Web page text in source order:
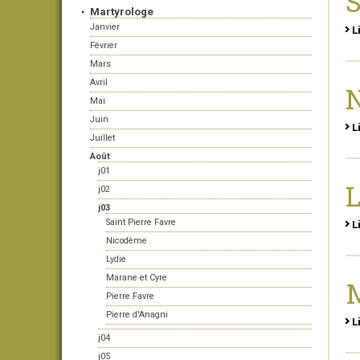
Martyrologe
Janvier
Février
Mars
Avril
Mai
Juin
Juillet
Août
j01
j02
j03
Saint Pierre Favre
Nicodème
Lydie
Marane et Cyre
Pierre Favre
Pierre d'Anagni
j04
j05